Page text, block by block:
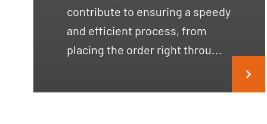
contribute to ensuring a speedy
and efficient process, from
placing the order right throu...